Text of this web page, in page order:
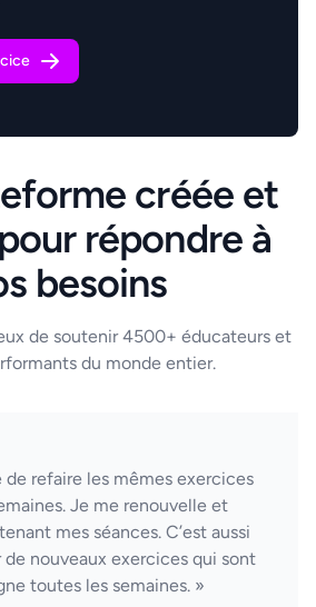
créée et
répondre à
besoins
de soutenir 4500+ éducateurs et
du monde entier.
de refaire les mêmes exercices
Je me renouvelle et
mes séances. C’est aussi
de nouveaux exercices qui sont
toutes les semaines. »